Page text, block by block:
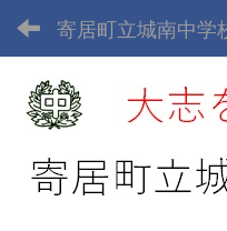
寄居町立城南中学